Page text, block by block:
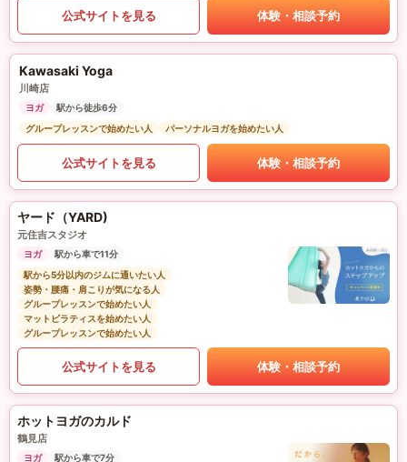
公式サイトを見る 体験・相談予約
Kawasaki Yoga
川崎店
ヨガ
駅から徒歩6分
グループレッスンで始めたい人
パーソナルヨガを始めたい人
公式サイトを見る 体験・相談予約
ヤード（YARD)
元住吉スタジオ
ヨガ
駅から車で11分
駅から5分以内のジムに通いたい人
姿勢・腰痛・肩こりが気になる人
グループレッスンで始めたい人
マットピラティスを始めたい人
グループレッスンで始めたい人
公式サイトを見る 体験・相談予約
ホットヨガのカルド
鶴見店
ヨガ 駅から車で7分